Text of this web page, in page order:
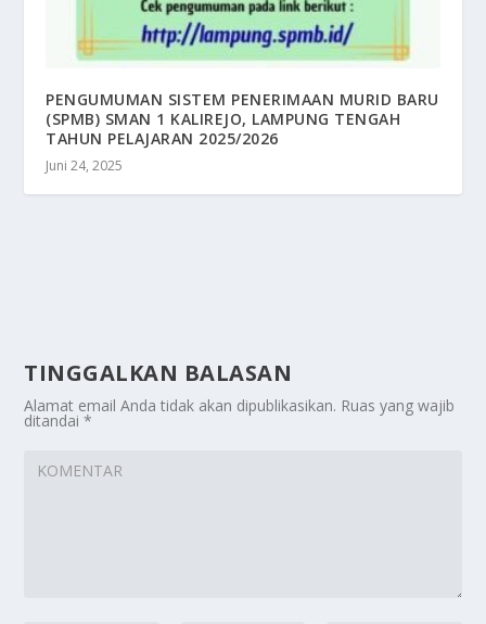
PENGUMUMAN SISTEM PENERIMAAN MURID BARU
(SPMB) SMAN 1 KALIREJO, LAMPUNG TENGAH
TAHUN PELAJARAN 2025/2026
Juni 24, 2025
TINGGALKAN BALASAN
Alamat email Anda tidak akan dipublikasikan. Ruas yang wajib
ditandai*